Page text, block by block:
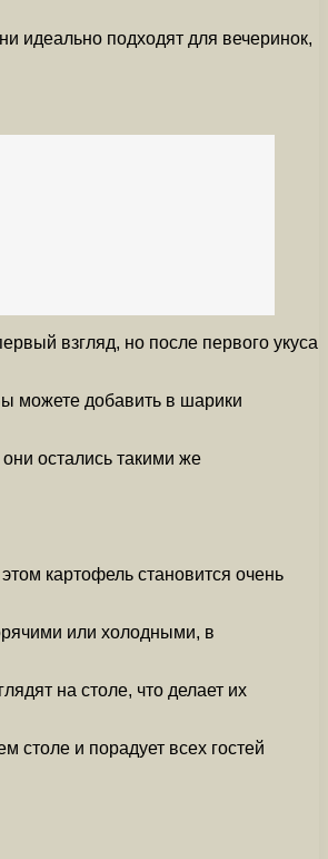
идеально подходят для вечеринок,
взгляд, но после первого укуса
можете добавить в шарики
остались такими же
картофель становится очень
или холодными, в
на столе, что делает их
столе и порадует всех гостей